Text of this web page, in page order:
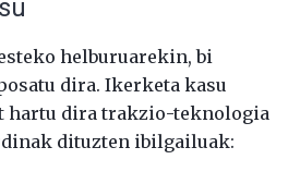
helburuarekin, bi
dira. Ikerketa kasu
hartu dira trakzio-teknologia
dituzten ibilgailuak: